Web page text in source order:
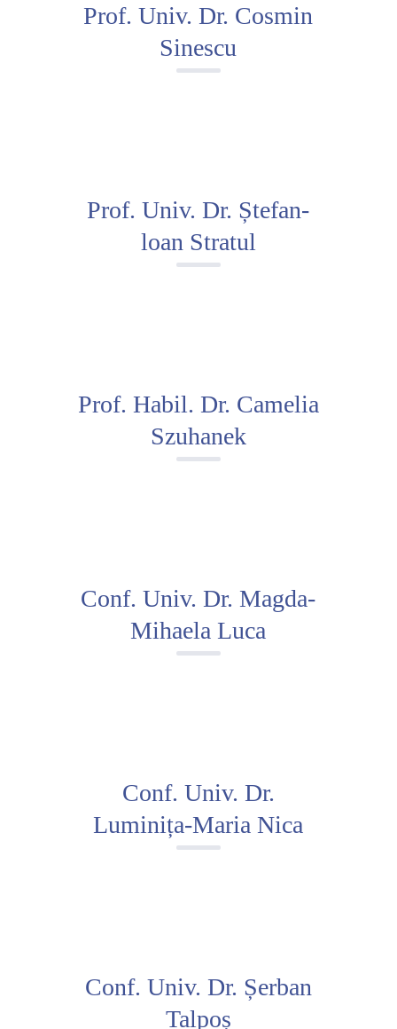
Prof. Univ. Dr. Cosmin
Sinescu
Prof. Univ. Dr. Ștefan-
loan Stratul
Prof. Habil. Dr. Camelia
Szuhanek
Conf. Univ. Dr. Magda-
Mihaela Luca
Conf. Univ. Dr.
Luminița-Maria Nica
Conf. Univ. Dr. Șerban
Talpoș